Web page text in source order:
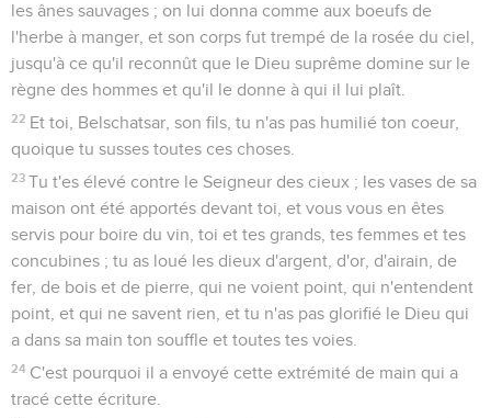
les ânes sauvages ; on lui donna comme aux boeufs de
l'herbe à manger, et son corps fut trempé de la rosée du ciel,
jusqu'à ce qu'il reconnût que le Dieu suprême domine sur le
règne des hommes et qu'il le donne à qui il lui plaît.
22 Et toi, Belschatsar, son fils, tu n'as pas humilié ton coeur,
quoique tu susses toutes ces choses.
23 Tu t'es élevé contre le Seigneur des cieux ; les vases de sa
maison ont été apportés devant toi, et vous vous en êtes
servis pour boire du vin, toi et tes grands, tes femmes et tes
concubines ; tu as loué les dieux d'argent, d'or, d'airain, de
fer, de bois et de pierre, qui ne voient point, qui n'entendent
point, et qui ne savent rien, et tu n'as pas glorifié le Dieu qui
a dans sa main ton souffle et toutes tes voies.
24 C'est pourquoi il a envoyé cette extrémité de main qui a
tracé cette écriture.